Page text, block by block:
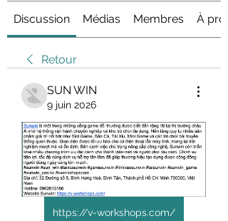
Discussion Médias Membres À
Retour
SUN WIN
9 juin 2026
https://v-workshops.com/